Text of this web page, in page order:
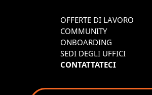
OFFERTE DI LAVORO
COMMUNITY
ONBOARDING
SEDI DEGLI UFFICI
CONTATTATECI